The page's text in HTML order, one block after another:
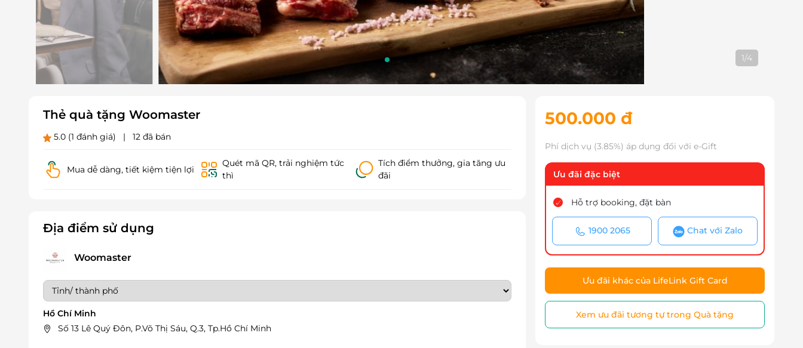
1/4
Thẻ quà tặng Woomaster
5.0 (1 đánh giá) | 12 đã bán
Mua dễ dàng, tiết kiệm tiện lợi
Quét mã QR, trải nghiệm tức
thì
Tích điểm thưởng, gia tăng ưu
đãi
Địa điểm sử dụng
Woomaster
Hồ Chí Minh
Số 13 Lê Quý Đôn, P.Võ Thị Sáu, Q.3, Tp.Hồ Chí Minh
500.000 đ
Phí dịch vụ (3.85%) áp dụng đối với e-Gift
Ưu đãi đặc biệt
Hỗ trợ booking, đặt bàn
1900 2065 Chat với Zalo
Ưu đãi khác của LifeLink Gift Card
Xem ưu đãi tương tự trong Quà tặng